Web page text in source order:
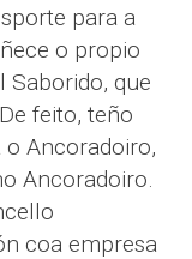
para a
o propio
Saborido, que
feito, teño
o Ancoradoiro,
Ancoradoiro.
coa empresa